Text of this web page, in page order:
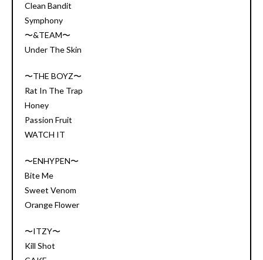
Clean Bandit
Symphony
〜&TEAM〜
Under The Skin
〜THE BOYZ〜
Rat In The Trap
Honey
Passion Fruit
WATCH IT
〜ENHYPEN〜
Bite Me
Sweet Venom
Orange Flower
〜ITZY〜
Kill Shot